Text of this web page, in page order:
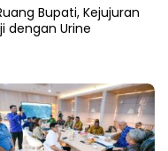
Bupati, Kejujuran
dengan Urine